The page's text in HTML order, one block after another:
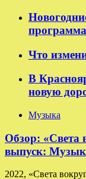
Что
В
новую
Музыка
Обзор: «Света
выпуск:
2022, «Света